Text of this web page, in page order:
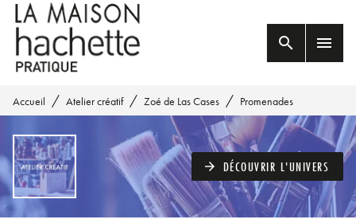
MENU RECHERCHE
PIED DE PAGE
search menu
Accueil / Atelier créatif / Zoé de Las Cases / Promenades
arrow_forward DÉCOUVRIR L'UNIVERS